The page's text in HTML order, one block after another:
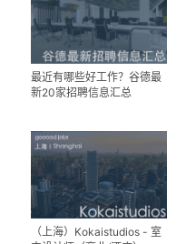
最近有哪些好工作？谷德最
新20家招聘信息汇总
（上海）Kokaistudios - 室